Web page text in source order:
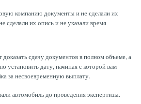
компанию документы и не сделали их
сделали их опись и не указали время
сдачу документов в полном объеме, а
установить дату, начиная с которой вам
за несвоевременную выплату.
автомобиль до проведения экспертизы.